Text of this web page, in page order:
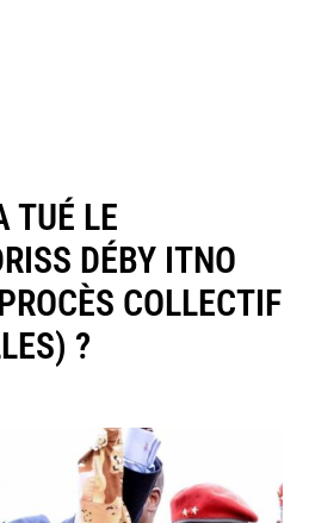
TUÉ LE
DÉBY ITNO
COLLECTIF
?